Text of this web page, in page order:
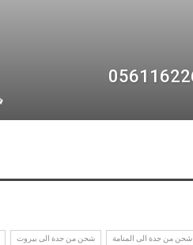
شحن من جدة الى المنامة شحن من جدة الى بيروت